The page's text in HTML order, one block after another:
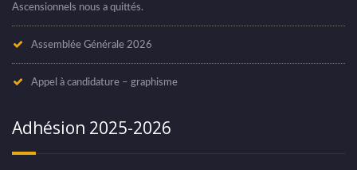
Ascensionnels nous a quittés.
Assemblée Générale 2026
Appel à candidature – graphisme
Adhésion 2025-2026